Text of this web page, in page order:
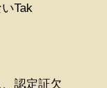
Tak
認定証欠